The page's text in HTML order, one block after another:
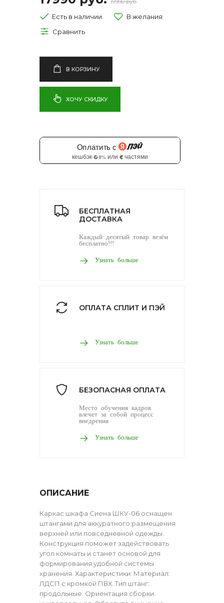
17990 руб.
Есть в наличии
В КОРЗИНУ
ХОЧУ СКИДКУ
БЕСПЛАТНАЯ
ДОСТАВКА
Каждый десятый товар везём
бесплатно!!!
Узнать больше
ОПЛАТА СПЛИТ И ПЭЙ
Узнать больше
БЕЗОПАСНАЯ ОПЛАТА
Место обучения кадров
влечет за собой процесс
внедрения
Узнать больше
ОПИСАНИЕ
Каркас шкафа Сиена ШКУ-06 оснащен
штангами для аккуратного размещения
верхней или повседневной одежды.
Конструкция поможет задействовать
угол комнаты и станет основой для
формирования удобной системы
хранения. Характеристики: Материал:
ЛДСП с кромкой ПВХ. Тип штанг:
продольные. Ориентация сборки: